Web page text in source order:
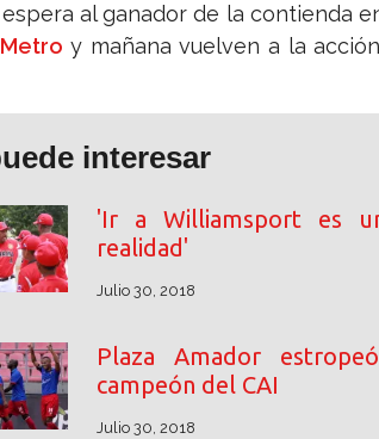
al ganador de la contienda
y mañana vuelven a la
interesar
'Ir a Williamsport es
realidad'
Julio 30, 2018
Plaza Amador
campeón del CAI
Julio 30, 2018